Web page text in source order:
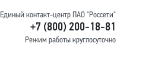
Единый контакт-центр ПАО "Россети"
+7 (800) 200-18-81
Режим работы круглосуточно